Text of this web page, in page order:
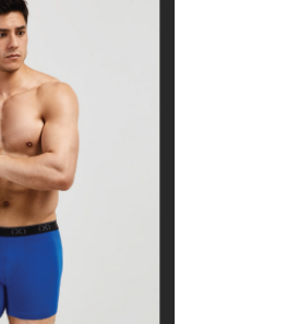
帳號之用戶狀況，依本公司
之情形，本公司將視審查
。若發現惡意使用之情
使用額度並採取法律行